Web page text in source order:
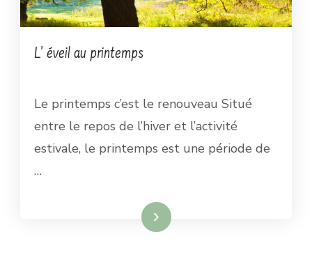
L’ éveil au printemps
Le printemps c’est le renouveau Situé
entre le repos de l’hiver et l’activité
estivale, le printemps est une période de
…
Lire la suite